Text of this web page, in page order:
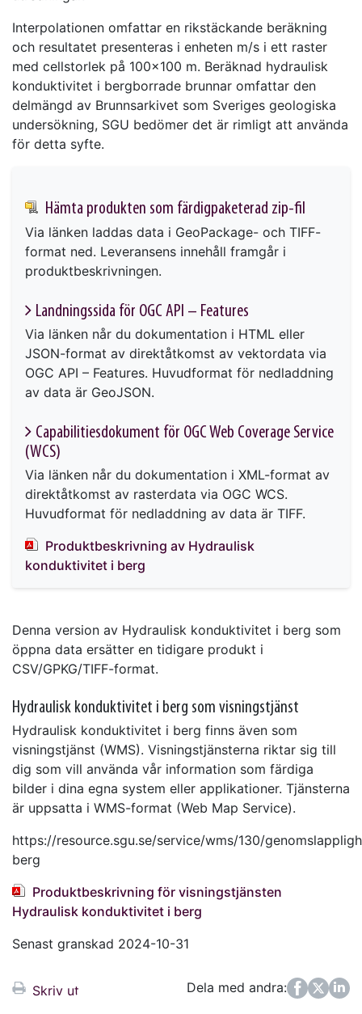
Interpolationen omfattar en rikstäckande beräkning
och resultatet presenteras i enheten m/s i ett raster
med cellstorlek på 100x100 m. Beräknad hydraulisk
konduktivitet i bergborrade brunnar omfattar den
delmängd av Brunnsarkivet som Sveriges geologiska
undersökning, SGU bedömer det är rimligt att använda
för detta syfte.
Hämta produkten som färdigpaketerad zip-fil
Via länken laddas data i GeoPackage- och TIFF-
format ned. Leveransens innehåll framgår i
produktbeskrivningen.
Landningssida för OGC API – Features
Via länken når du dokumentation i HTML eller
JSON-format av direktåtkomst av vektordata via
OGC API – Features. Huvudformat för nedladdning
av data är GeoJSON.
Capabilitiesdokument för OGC Web Coverage Service
(WCS)
Via länken når du dokumentation i XML-format av
direktåtkomst av rasterdata via OGC WCS.
Huvudformat för nedladdning av data är TIFF.
Produktbeskrivning av Hydraulisk
konduktivitet i berg
Denna version av Hydraulisk konduktivitet i berg som
öppna data ersätter en tidigare produkt i
CSV/GPKG/TIFF-format.
Hydraulisk konduktivitet i berg som visningstjänst
Hydraulisk konduktivitet i berg finns även som
visningstjänst (WMS). Visningstjänsterna riktar sig till
dig som vill använda vår information som färdiga
bilder i dina egna system eller applikationer. Tjänsterna
är uppsatta i WMS-format (Web Map Service).
https://resource.sgu.se/service/wms/130/
berg
Produktbeskrivning för visningstjänsten
Hydraulisk konduktivitet i berg
Senast granskad 2024-10-31
Skriv ut Dela med andra:
FacebookTwitter
LinkedIn